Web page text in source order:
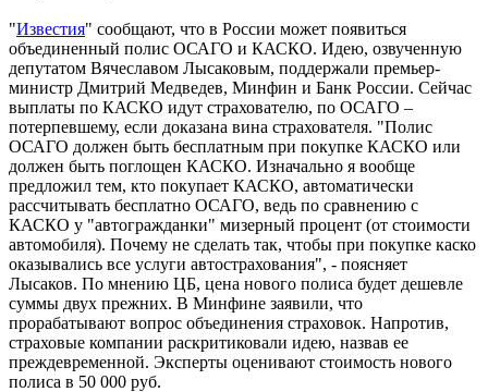
"Известия" сообщают, что в России может появиться
объединенный полис ОСАГО и КАСКО. Идею, озвученную
депутатом Вячеславом Лысаковым, поддержали премьер-
министр Дмитрий Медведев, Минфин и Банк России. Сейчас
выплаты по КАСКО идут страхователю, по ОСАГО –
потерпевшему, если доказана вина страхователя. "Полис
ОСАГО должен быть бесплатным при покупке КАСКО или
должен быть поглощен КАСКО. Изначально я вообще
предложил тем, кто покупает КАСКО, автоматически
рассчитывать бесплатно ОСАГО, ведь по сравнению с
КАСКО у "автогражданки" мизерный процент (от стоимости
автомобиля). Почему не сделать так, чтобы при покупке каско
оказывались все услуги автострахования", - поясняет
Лысаков. По мнению ЦБ, цена нового полиса будет дешевле
суммы двух прежних. В Минфине заявили, что
прорабатывают вопрос объединения страховок. Напротив,
страховые компании раскритиковали идею, назвав ее
преждевременной. Эксперты оценивают стоимость нового
полиса в 50 000 руб.